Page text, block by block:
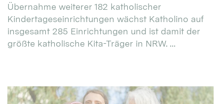
Übernahme weiterer 182 katholischer
Kindertageseinrichtungen wächst Katholino auf
insgesamt 285 Einrichtungen und ist damit der
größte katholische Kita-Träger in NRW. ...